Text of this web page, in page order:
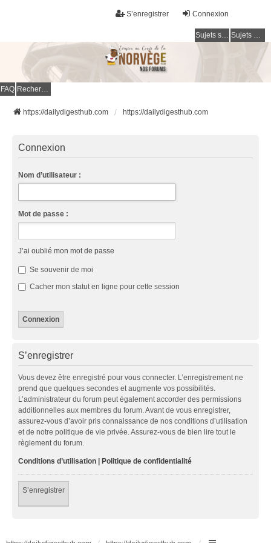
Connexion
S’enregistrer
Sujets sans réponse Sujets actifs
FAQ Rechercher
https://dailydigesthub.com https://dailydigesthub.com
Connexion
Nom d’utilisateur :
Mot de passe :
J’ai oublié mon mot de passe
Se souvenir de moi
Cacher mon statut en ligne pour cette session
S’enregistrer
Vous devez être enregistré pour vous connecter. L’enregistrement ne
prend que quelques secondes et augmente vos possibilités.
L’administrateur du forum peut également accorder des permissions
additionnelles aux membres du forum. Avant de vous enregistrer,
assurez-vous d’avoir pris connaissance de nos conditions d’utilisation
et de notre politique de vie privée. Assurez-vous de bien lire tout le
règlement du forum.
Conditions d’utilisation Politique de confidentialité
S’enregistrer